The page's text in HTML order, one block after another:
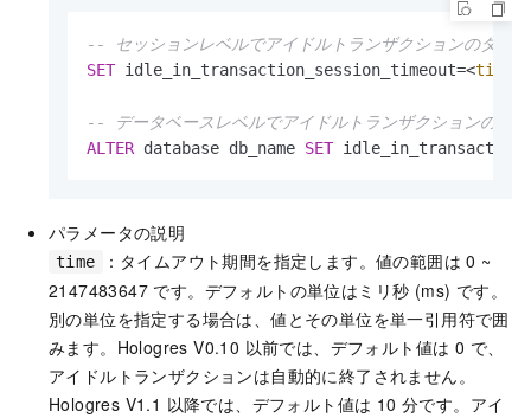
-- セッションレベルでアイドルトランザクションのタイ
SET idle_in_transaction_session_timeout=<time
-- データベースレベルでアイドルトランザクションのタ
ALTER database db_name SET
パラメータの説明
time
：タイムアウト期間を指定します。値の範囲は 0 ~
2147483647 です。デフォルトの単位はミリ秒 (ms) です。
別の単位を指定する場合は、値とその単位を単一引用符で囲
みます。Hologres V0.10 以前では、デフォルト値は 0 で、
アイドルトランザクションは自動的に終了されません。
Hologres V1.1 以降では、デフォルト値は 10 分です。アイ